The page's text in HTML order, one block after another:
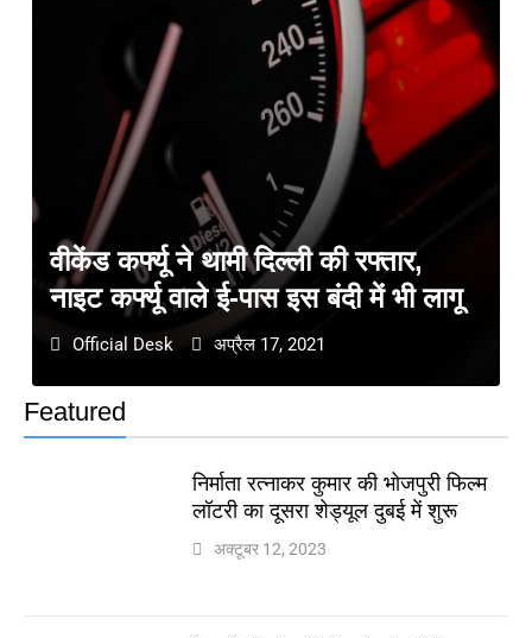
Featured
निर्माता रत्नाकर कुमार की भोजपुरी फिल्म
लॉटरी का दूसरा शेड्यूल दुबई में शुरू
अक्टूबर 12, 2023
वीकेंड कर्फ्यू ने थामी दिल्ली की रफ्तार,
नाइट कर्फ्यू वाले ई-पास इस बंदी में भी लागू
Official Desk अप्रैल 17, 2021